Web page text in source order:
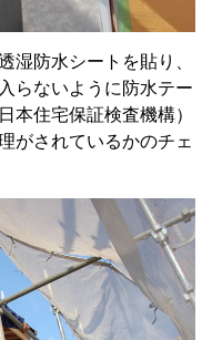
湿防水シートを貼り、
らないように防水テー
本住宅保証検査機構）
がされているかのチェ